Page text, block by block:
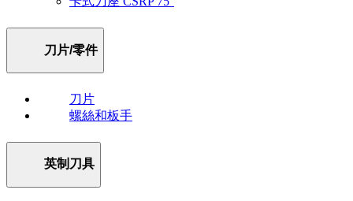
刀片/零件
刀片
螺絲和板手
英制刀具